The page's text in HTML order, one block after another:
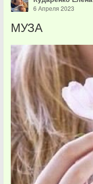
6 Апреля 2023
МУЗА